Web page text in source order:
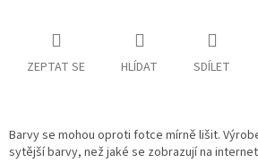
ZEPTAT SE HLÍDAT SDÍLET
Barvy se mohou oproti fotce mírně lišit.
sytější barvy, než jaké se zobrazují na